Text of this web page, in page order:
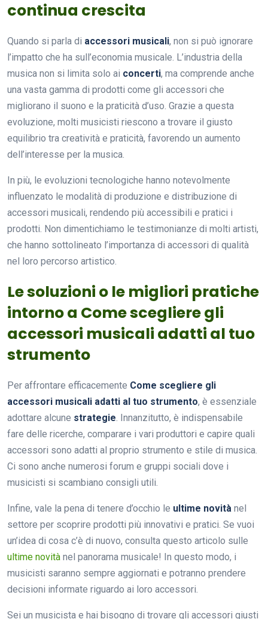
continua crescita
Quando si parla di accessori musicali, non si può ignorare
l’impatto che ha sull’economia musicale. L’industria della
musica non si limita solo ai concerti, ma comprende anche
una vasta gamma di prodotti come gli accessori che
migliorano il suono e la praticità d’uso. Grazie a questa
evoluzione, molti musicisti riescono a trovare il giusto
equilibrio tra creatività e praticità, favorendo un aumento
dell’interesse per la musica.
In più, le evoluzioni tecnologiche hanno notevolmente
influenzato le modalità di produzione e distribuzione di
accessori musicali, rendendo più accessibili e pratici i
prodotti. Non dimentichiamo le testimonianze di molti artisti,
che hanno sottolineato l’importanza di accessori di qualità
nel loro percorso artistico.
Le soluzioni o le migliori pratiche
intorno a Come scegliere gli
accessori musicali adatti al tuo
strumento
Per affrontare efficacemente Come scegliere gli
accessori musicali adatti al tuo strumento, è essenziale
adottare alcune strategie. Innanzitutto, è indispensabile
fare delle ricerche, comparare i vari produttori e capire quali
accessori sono adatti al proprio strumento e stile di musica.
Ci sono anche numerosi forum e gruppi sociali dove i
musicisti si scambiano consigli utili.
Infine, vale la pena di tenere d’occhio le ultime novità nel
settore per scoprire prodotti più innovativi e pratici. Se vuoi
un’idea di cosa c’è di nuovo, consulta questo articolo sulle
ultime novità nel panorama musicale! In questo modo, i
musicisti saranno sempre aggiornati e potranno prendere
decisioni informate riguardo ai loro accessori.
Sei un musicista e hai bisogno di trovare gli accessori giusti